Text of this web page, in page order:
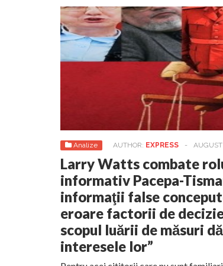
Analize AUTHOR: EXPRESS -
Larry Watts combate
informativ Pacepa-
informaţii false
eroare factorii de
scopul luării de măsuri
interesele lor”